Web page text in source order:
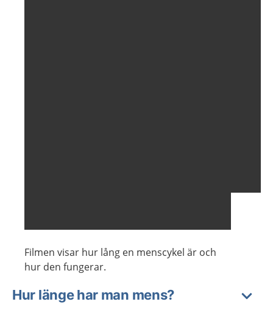
Filmen visar hur lång en menscykel är och
hur den fungerar.
Hur länge har man mens?